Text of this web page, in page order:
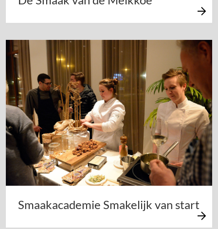
Smaakacademie Smakelijk van start